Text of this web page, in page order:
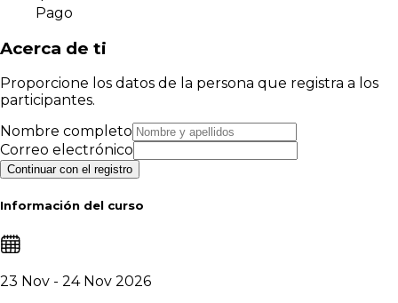
Pago
Acerca de ti
Proporcione los datos de la persona que registra a los
participantes.
Nombre completo
Correo electrónico
Continuar con el registro
Información del curso
23 Nov - 24 Nov 2026